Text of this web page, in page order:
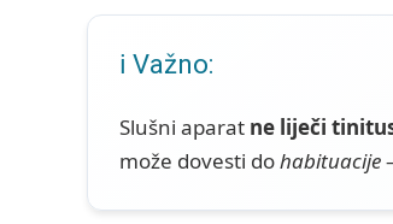
ℹ️ Važno:
Slušni aparat ne liječi
može dovesti dohabituacije